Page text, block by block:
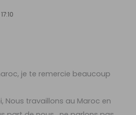
je te remercie beaucoup
Nous travaillons au Maroc en